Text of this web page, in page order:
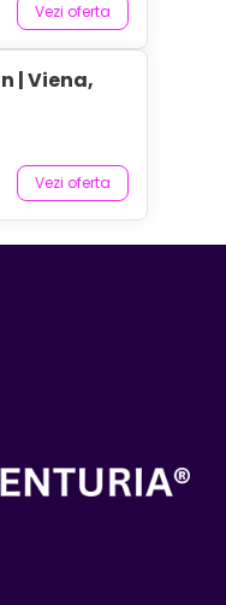
Vezi oferta
Vezi oferta